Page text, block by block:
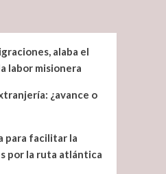
alaba el
labor misionera
¿avance o
para facilitar la
por la ruta atlántica